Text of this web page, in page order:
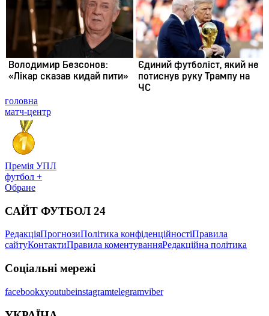
головна
матч-центр
Премія УПЛ
футбол +
Обране
САЙТ ФУТБОЛ 24
РедакціяПрогнозиПолітика конфіденційностіПравила
сайтуКонтактиПравила коментуванняРедакційна політика
Соціальні мережі
facebookxyoutubeinstagramtelegramviber